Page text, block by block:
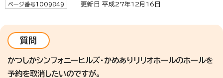
ページ番号1009849 更新日 平成27年12月16日
質問
かつしかシンフォニーヒルズ・かめありリリオホールのホールを
予約を取消したいのですが。